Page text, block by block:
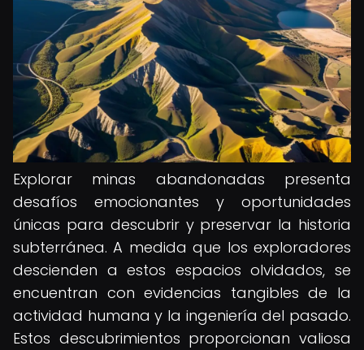
Explorar minas abandonadas presenta
desafíos emocionantes y oportunidades
únicas para descubrir y preservar la historia
subterránea. A medida que los exploradores
descienden a estos espacios olvidados, se
encuentran con evidencias tangibles de la
actividad humana y la ingeniería del pasado.
Estos descubrimientos proporcionan valiosa